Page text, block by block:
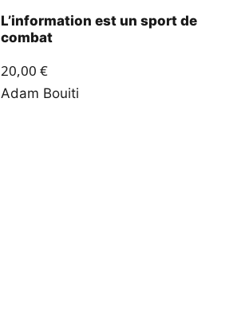
L’information est un sport de
combat
20,00 €
Adam Bouiti